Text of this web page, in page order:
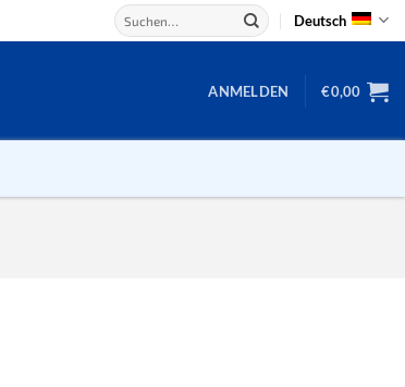
Suchen
nach:
Deutsch
ANMELDEN €0,00